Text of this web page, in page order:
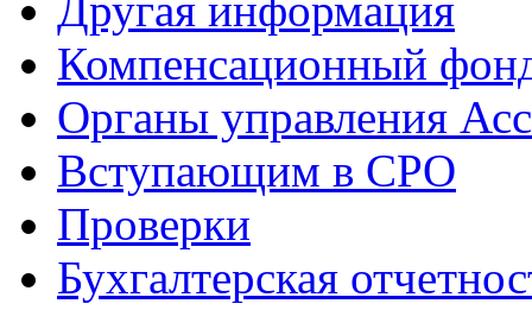
Другая информация
Компенсационный
Органы управления
Вступающим в СРО
Проверки
Бухгалтерская